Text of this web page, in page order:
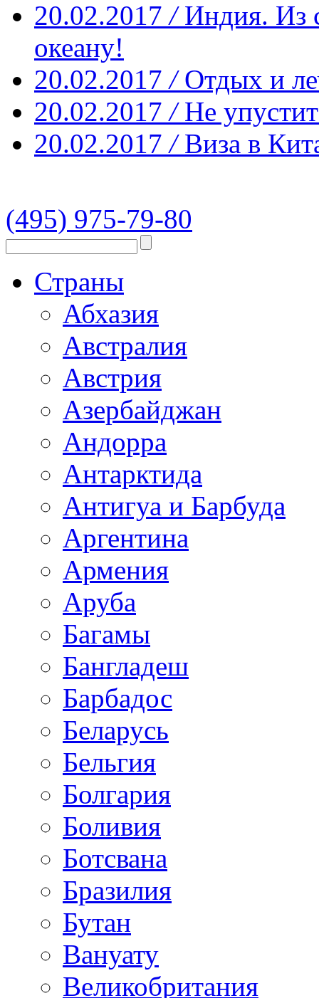
20.02.2017 / Индия. Из
океану!
20.02.2017 / Отдых и
20.02.2017 / Не
20.02.2017 / Виза в
(495) 975-79-80
Страны
Абхазия
Австралия
Австрия
Азербайджан
Андорра
Антарктида
Антигуа и Барбуда
Аргентина
Армения
Аруба
Багамы
Бангладеш
Барбадос
Беларусь
Бельгия
Болгария
Боливия
Ботсвана
Бразилия
Бутан
Вануату
Великобритания